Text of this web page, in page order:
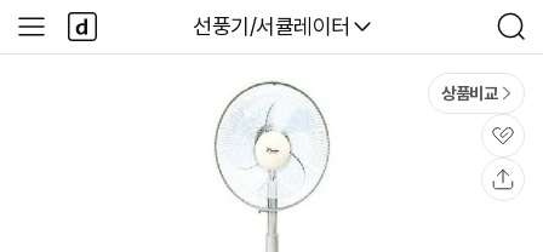
다나와
선풍기/서큘레이터
검
색
사
이
다
나
와
상품비교
관
심